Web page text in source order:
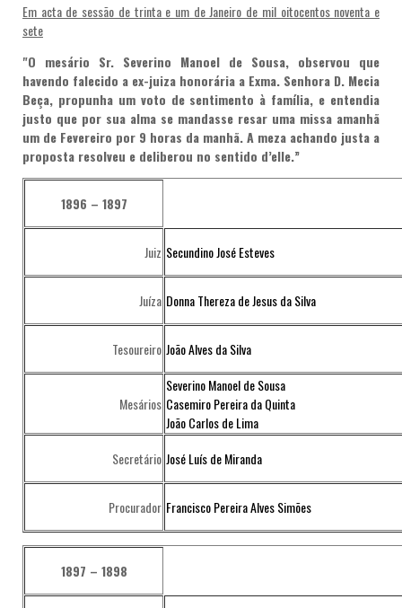
Em acta de sessão de trinta e um de Janeiro de mil oitocentos noventa e
sete
"O mesário Sr. Severino Manoel de Sousa, observou que
havendo falecido a ex-juiza honorária a Exma. Senhora D. Mecia
Beça, propunha um voto de sentimento à família, e entendia
justo que por sua alma se mandasse resar uma missa amanhã
um de Fevereiro por 9 horas da manhã. A meza achando justa a
proposta resolveu e deliberou no sentido d’elle.”
1896 – 1897
Juiz Secundino José Esteves
Juíza Donna Thereza de Jesus da Silva
Tesoureiro João Alves da Silva
Mesários
Severino Manoel de Sousa
Casemiro Pereira da Quinta
João Carlos de Lima
Secretário José Luís de Miranda
Procurador Francisco Pereira Alves Simões
1897 – 1898